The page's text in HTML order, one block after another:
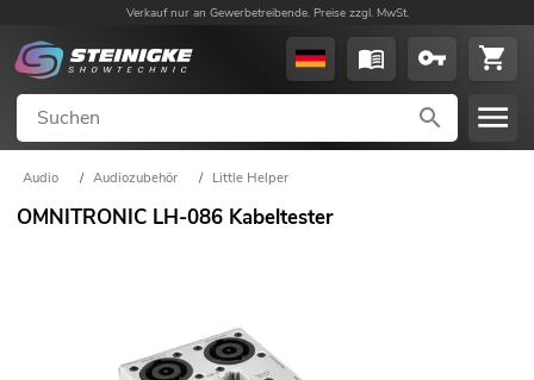
Verkauf nur an Gewerbetreibende. Preise zzgl. MwSt.
Audio / Audiozubehör / Little Helper
OMNITRONIC LH-086 Kabeltester